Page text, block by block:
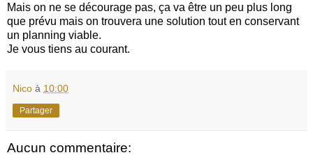
Mais on ne se décourage pas, ça va être un peu plus long
que prévu mais on trouvera une solution tout en conservant
un planning viable.
Je vous tiens au courant.
Nico à 10:00
Partager
Aucun commentaire: